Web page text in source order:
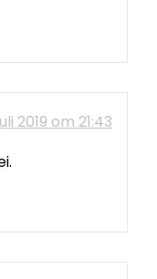
2019 om 21:43